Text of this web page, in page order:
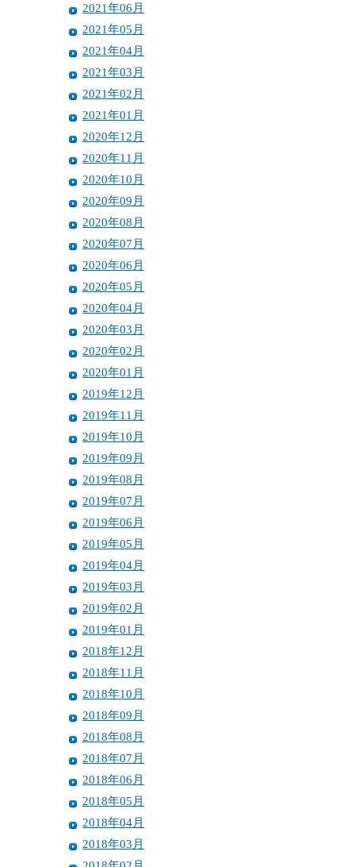
2021年06月
2021年05月
2021年04月
2021年03月
2021年02月
2021年01月
2020年12月
2020年11月
2020年10月
2020年09月
2020年08月
2020年07月
2020年06月
2020年05月
2020年04月
2020年03月
2020年02月
2020年01月
2019年12月
2019年11月
2019年10月
2019年09月
2019年08月
2019年07月
2019年06月
2019年05月
2019年04月
2019年03月
2019年02月
2019年01月
2018年12月
2018年11月
2018年10月
2018年09月
2018年08月
2018年07月
2018年06月
2018年05月
2018年04月
2018年03月